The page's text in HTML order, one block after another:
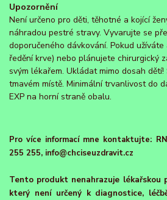
Upozornění
Není určeno pro děti, těhotné a kojící
náhradou pestré stravy. Vyvarujte se
doporučeného dávkování. Pokud
ředění krve) nebo plánujete chirurgický
svým lékařem. Ukládat mimo dosah
tmavém místě. Minimální trvanlivost do
EXP na horní straně obalu.
Pro více informací mne kontaktujte:
255 255, info@chciseuzdravit.cz
Tento produkt nenahrazuje lékařskou
který není určený k diagnostice,